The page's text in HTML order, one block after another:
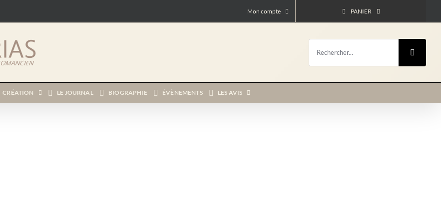
Mon compte PANIER
Rechercher:
CRÉATION LE JOURNAL BIOGRAPHIE ÉVÈNEMENTS LES AVIS